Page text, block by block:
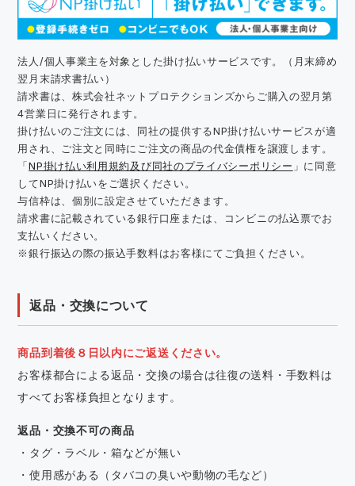
法人/個人事業主を対象とした掛け払いサービスです。（月末締め
翌月末請求書払い）
請求書は、株式会社ネットプロテクションズからご購入の翌月第
4営業日に発行されます。
掛け払いのご注文には、同社の提供するNP掛け払いサービスが適
用され、ご注文と同時にご注文の商品の代金債権を譲渡します。
「NP掛け払い利用規約及び同社のプライバシーポリシー 」に同意
してNP掛け払いをご選択ください。
与信枠は、個別に設定させていただきます。
請求書に記載されている銀行口座または、コンビニの払込票でお
支払いください。
※銀行振込の際の振込手数料はお客様にてご負担ください。
返品・交換について
商品到着後８日以内にご返送ください。
お客様都合による返品・交換の場合は往復の送料・手数料は
すべてお客様負担となります。
返品・交換不可の商品
・タグ・ラベル・箱などが無い
・使用感がある（タバコの臭いや動物の毛など）